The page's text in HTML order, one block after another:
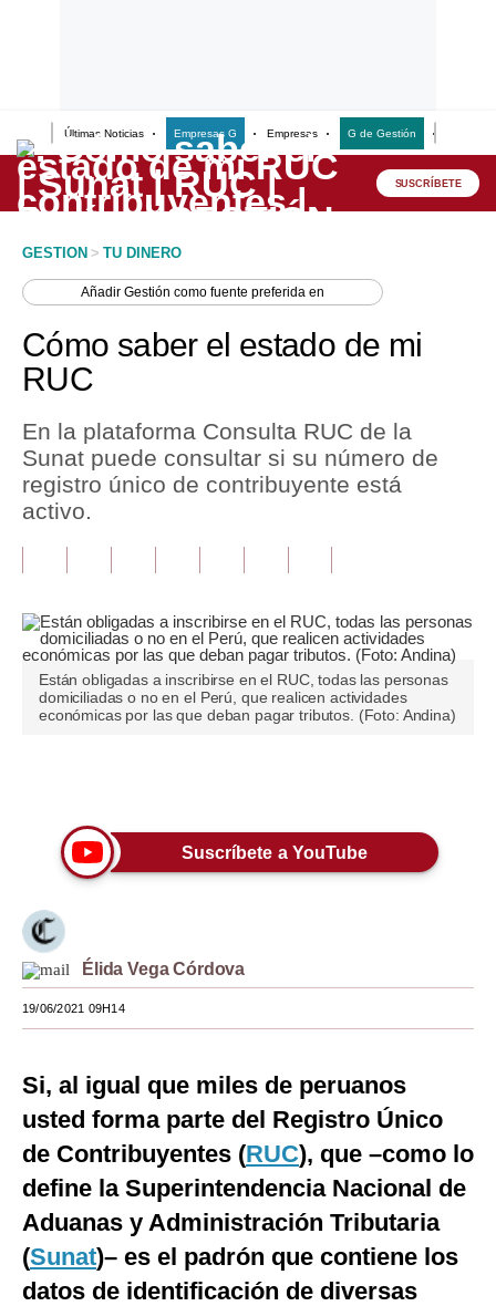
Últimas Noticias Empresas G Empresas G de Gestión
Lo último
Peru Quiosco
Economía
Perú
Política
Inmobiliarias
Opinión
Blogs
Lujo
Viajes
Mundo
EEUU
México
España
Internacional
SUSCRÍBETE
GESTION > TU DINERO
AñadirGestión como fuente preferida en
Cómo saber el estado de mi
RUC
En la plataforma Consulta RUC de la
Sunat puede consultar si su número de
registro único de contribuyente está
activo.
Están obligadas a inscribirse en el RUC, todas las personas
domiciliadas o no en el Perú, que realicen actividades
económicas por las que deban pagar tributos. (Foto: Andina)
Suscríbete a YouTube
Élida Vega Córdova
19/06/2021 09H14
Si, al igual que miles de peruanos
usted forma parte del Registro Único
de Contribuyentes (RUC), que –como lo
define la Superintendencia Nacional de
Aduanas y Administración Tributaria
(Sunat)– es el padrón que contiene los
datos de identificación de diversas